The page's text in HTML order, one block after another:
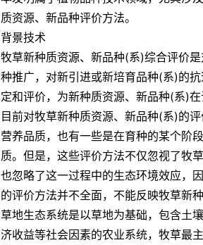
质资源、新品种评价方法。
背景技术
牧草新种质资源、新品种(系)综合评价
种推广，对新引进或新培育品种(系)的
定和评价，为新种质资源、新品种(系)
目前对牧草新种质资源、新品种(系)的
营养品质，也有一些是在育种的某个阶
质。但是，这些评价方法不仅忽视了牧
也忽略了这一过程中的生态环境效应，
的评价方法并不全面，不能反映牧草新
草地生态系统是以草地为基础，包含土
济收益等社会因素的农业系统，牧草最